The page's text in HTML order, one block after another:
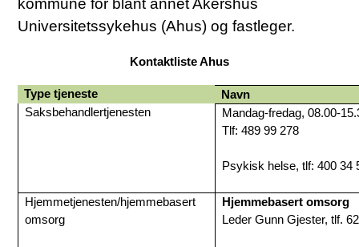
kommune for blant annet Akershus
Universitetssykehus (Ahus) og fastleger.
Kontaktliste Ahus
Type tjeneste
Navn
Saksbehandlertjenesten
Mandag-fredag, 08.00-
Tlf: 489 99 278
Psykisk helse, tlf: 400 34
Hjemmetjenesten/hjemmebasert
omsorg
Hjemmebasert omsorg
Leder Gunn Gjester, tlf.